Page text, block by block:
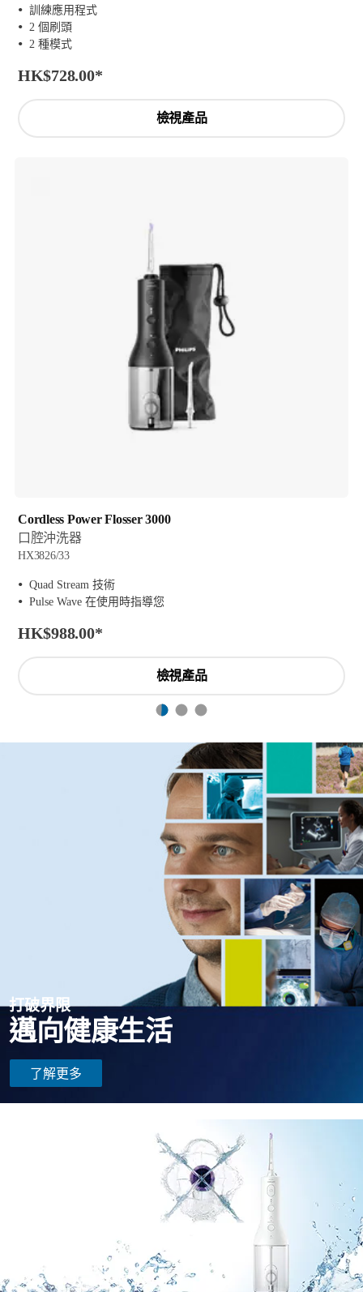
訓練應用程式
2 個刷頭
2 種模式
HK$728.00*
檢視產品
Cordless Power Flosser 3000
口腔沖洗器
HX3826/33
Quad Stream 技術
Pulse Wave 在使用時指導您
HK$988.00*
檢視產品
打破界限
邁向健康生活
了解更多